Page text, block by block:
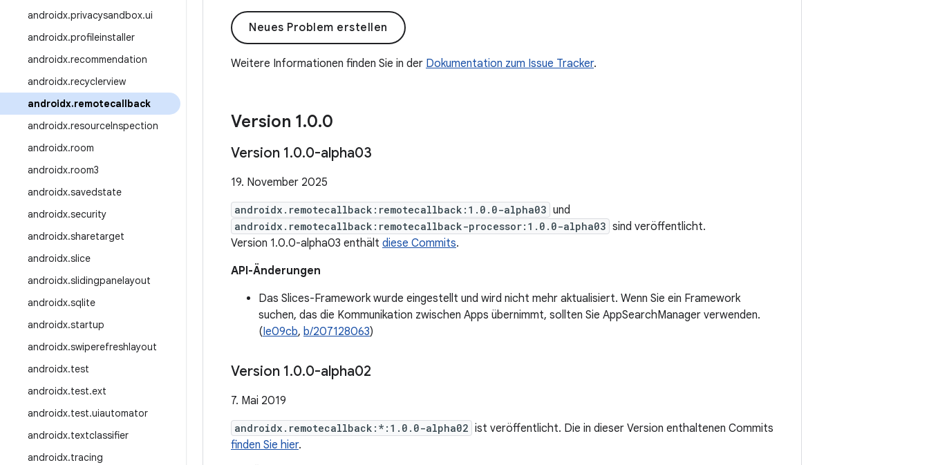
androidx.privacysandbox.ui
androidx.profileinstaller
androidx.recommendation
androidx.recyclerview
androidx.remotecallback
androidx.resourceInspection
androidx.room
androidx.room3
androidx.savedstate
androidx.security
androidx.sharetarget
androidx.slice
androidx.slidingpanelayout
androidx.sqlite
androidx.startup
androidx.swiperefreshlayout
androidx.test
androidx.test.ext
androidx.test.uiautomator
androidx.textclassifier
androidx.tracing
Neues Problem erstellen
Weitere Informationen finden Sie in der Dokumentation zum Issue Tracker.
Version 1.0.0
Version 1.0.0-alpha03
19. November 2025
androidx.remotecallback:remotecallback:1.0.0-alpha03 und
androidx.remotecallback:remotecallback-processor:1.0.0-alpha03 sind veröffentlicht.
Version 1.0.0-alpha03 enthält diese Commits.
API-Änderungen
Das Slices-Framework wurde eingestellt und wird nicht mehr aktualisiert. Wenn Sie ein Framework
suchen, das die Kommunikation zwischen Apps übernimmt, sollten Sie AppSearchManager verwenden.
(Ie09cb, b/207128063)
Version 1.0.0-alpha02
7. Mai 2019
androidx.remotecallback:*:1.0.0-alpha02 ist veröffentlicht. Die in dieser Version enthaltenen Commits
finden Sie hier.